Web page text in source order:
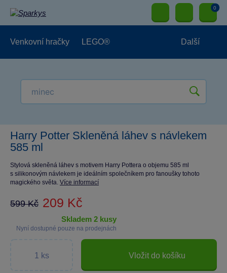
0
Venkovní hračky LEGO® Další
Harry Potter Skleněná láhev s návlekem
585 ml
Stylová skleněná láhev s motivem Harry Pottera o objemu 585 ml
s silikonovým návlekem je ideálním společníkem pro fanoušky tohoto
magického světa. Více informací
599 Kč 209 Kč
skladem 2 kusy
Nyní dostupné pouze na prodejnách
Vložit do košíku